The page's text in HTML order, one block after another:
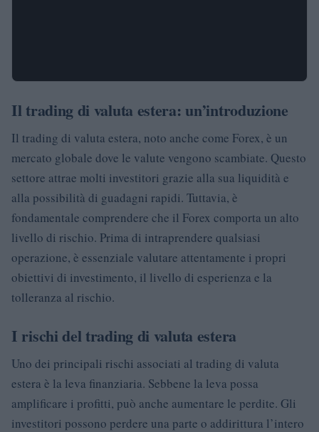
Il trading di valuta estera: un’introduzione
Il trading di valuta estera, noto anche come Forex, è un
mercato globale dove le valute vengono scambiate. Questo
settore attrae molti investitori grazie alla sua liquidità e
alla possibilità di guadagni rapidi. Tuttavia, è
fondamentale comprendere che il Forex comporta un alto
livello di rischio. Prima di intraprendere qualsiasi
operazione, è essenziale valutare attentamente i propri
obiettivi di investimento, il livello di esperienza e la
tolleranza al rischio.
I rischi del trading di valuta estera
Uno dei principali rischi associati al trading di valuta
estera è la leva finanziaria. Sebbene la leva possa
amplificare i profitti, può anche aumentare le perdite. Gli
investitori possono perdere una parte o addirittura l’intero